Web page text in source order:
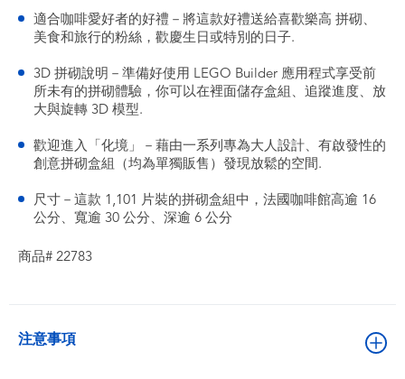
適合咖啡愛好者的好禮－將這款好禮送給喜歡樂高 拼砌、
美食和旅行的粉絲，歡慶生日或特別的日子.
3D 拼砌說明－準備好使用 LEGO Builder 應用程式享受前
所未有的拼砌體驗，你可以在裡面儲存盒組、追蹤進度、放
大與旋轉 3D 模型.
歡迎進入「化境」－藉由一系列專為大人設計、有啟發性的
創意拼砌盒組（均為單獨販售）發現放鬆的空間.
尺寸－這款 1,101 片裝的拼砌盒組中，法國咖啡館高逾 16
公分、寬逾 30 公分、深逾 6 公分
商品# 22783
注意事項